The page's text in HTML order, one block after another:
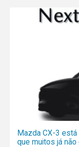
Mazda CX-3
que muitos já